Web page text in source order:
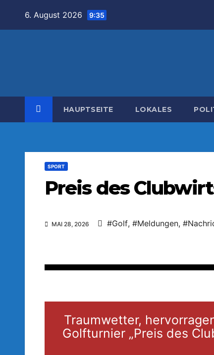
6. August 2026 9:35
HAUPTSEITE LOKALES
SPORT
Preis des
MAI 28, 2026 #Golf, #Meldungen,
Traumwetter,
Golfturnier „Preis des